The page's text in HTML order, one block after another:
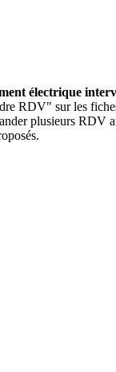
électrique
RDV" sur les
plusieurs RDV